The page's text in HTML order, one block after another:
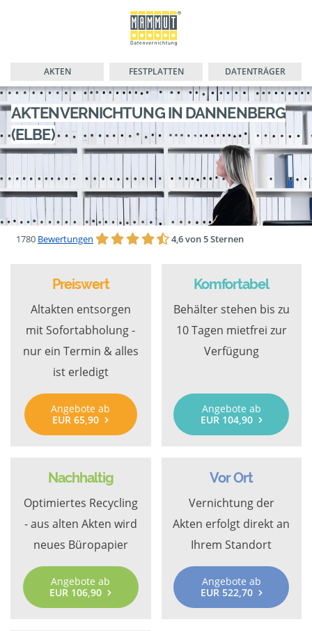
AKTEN FESTPLATTEN DATENTRÄGER
AKTENVERNICHTUNG IN DANNENBERG
(ELBE)
1780 Bewertungen 4,6 von 5 Sternen
Preiswert
Altakten entsorgen
mit Sofortabholung -
nur ein Termin & alles
ist erledigt
Angebote ab
EUR 65,90
Komfortabel
Behälter stehen bis zu
10 Tagen mietfrei zur
Verfügung
Angebote ab
EUR 104,90
Nachhaltig
Optimiertes Recycling
- aus alten Akten wird
neues Büropapier
Angebote ab
EUR 106,90
Vor Ort
Vernichtung der
Akten erfolgt direkt an
Ihrem Standort
Angebote ab
EUR 522,70